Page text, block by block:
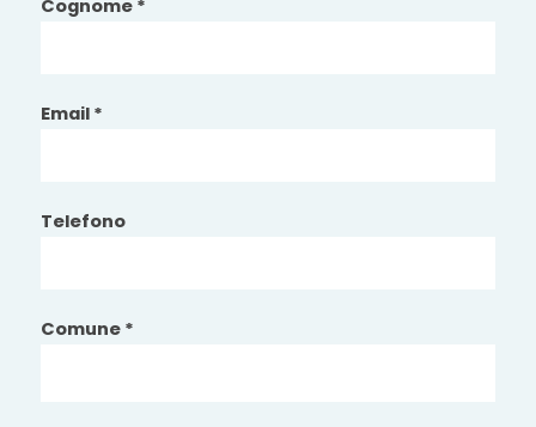
Cognome *
Email *
Telefono
Comune *